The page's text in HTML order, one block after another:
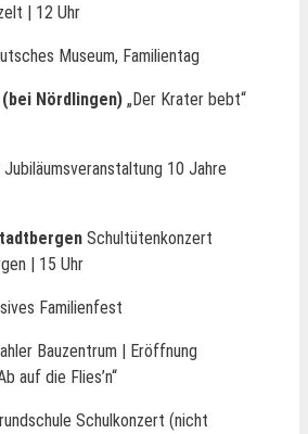
| 12 Uhr
Museum, Familientag
Nördlingen) „Der Krater bebt“
10 Jahre
Schultütenkonzert
| 15 Uhr
Familienfest
Bauzentrum | Eröffnung
auf die Flies’n“
Schulkonzert (nicht